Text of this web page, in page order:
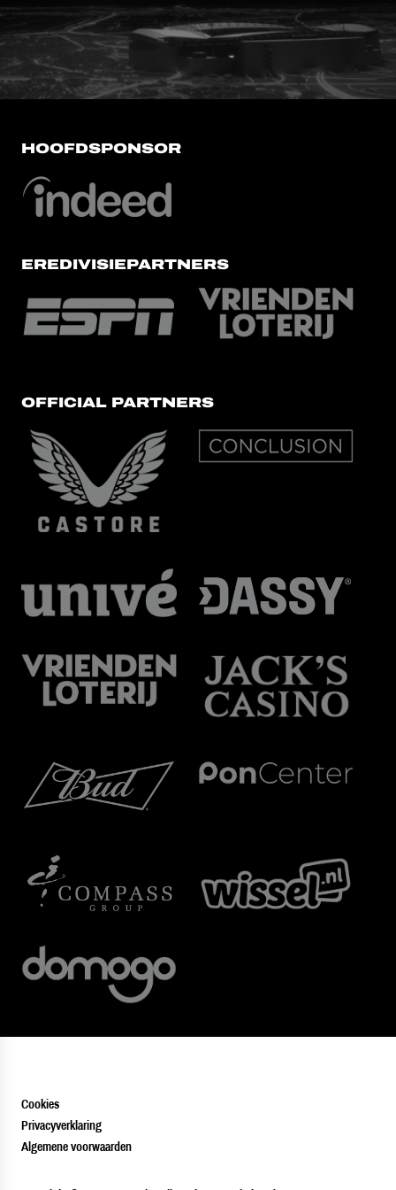
FC Utrecht<br>vanuit<br>het
HOOFDSPONSOR
EREDIVISIEPARTNERS
OFFICIAL PARTNERS
Cookies
Privacyverklaring
Algemene voorwaarden